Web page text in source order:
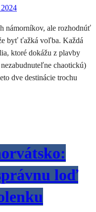
námorníkov, ale rozhodnúť
byť ťažká voľba. Každá
ktoré dokážu z plavby
chaotickú)
dve destinácie trochu
loď